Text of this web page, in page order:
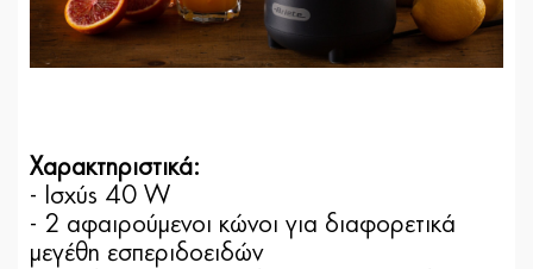
Χαρακτηριστικά:
- Ισχύς 40 W
- 2 αφαιρούμενοι κώνοι για διαφορετικά
μεγέθη εσπεριδοειδών